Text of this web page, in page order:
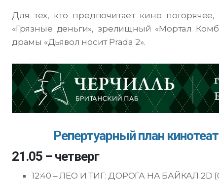
Для тех, кто предпочитает кино
«Грязные деньги», зрелищный «Мортал
драмы «Дьявол носит Prada 2».
Репертуарный план
21.05 – четверг
12:40 – ЛЕО И ТИГ: ДОРОГА НА БАЙКАЛ 2D